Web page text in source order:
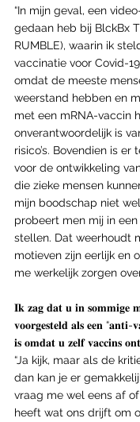
“In mijn geval, een
gedaan heb bij BlckBx
RUMBLE), waarin ik
vaccinatie voor Covid-
omdat de meeste
weerstand hebben en
met een mRNA-vaccin
onverantwoordelijk is
risico’s. Bovendien is
voor de ontwikkeling
die zieke mensen
mijn boodschap niet
probeert men mij in
stellen. Dat weerhoudt
motieven zijn eerlijk en
me werkelijk zorgen
𝐈𝐤 𝐳𝐚𝐠 𝐝𝐚𝐭 𝐮 𝐢𝐧 𝐬𝐨𝐦𝐦𝐢𝐠𝐞
𝐯𝐨𝐨𝐫𝐠𝐞𝐬𝐭𝐞𝐥𝐝 𝐚𝐥𝐬 𝐞𝐞𝐧
𝐢𝐬 𝐨𝐦𝐝𝐚𝐭 𝐮 𝐳𝐞𝐥𝐟 𝐯𝐚𝐜𝐜𝐢𝐧𝐬
“Ja kijk, maar als de
dan kan je er
vraag me wel eens af
heeft wat ons drijft om